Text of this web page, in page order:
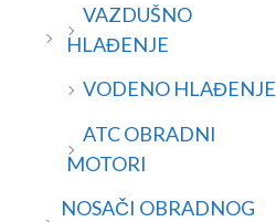
VAZDUŠNO
HLAĐENJE
VODENO HLAĐENJE
ATC OBRADNI
MOTORI
NOSAČI OBRADNOG